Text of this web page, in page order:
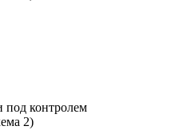
контролем
2)